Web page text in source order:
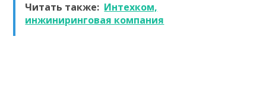
Читать также: Интехком,
инжиниринговая компания